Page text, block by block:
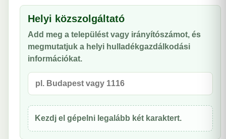
Helyi közszolgáltató
Add meg a települést vagy irányítószámot, és
megmutatjuk a helyi hulladékgazdálkodási
információkat.
Kezdj el gépelni legalább két karaktert.